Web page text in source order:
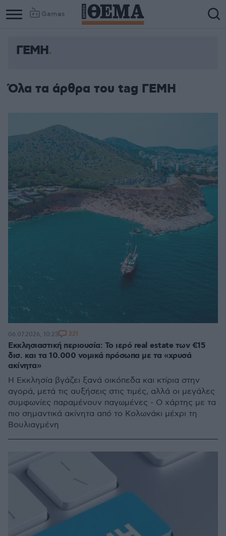
Games
ΓΕΜΗ
Όλα τα άρθρα του tag ΓΕΜΗ
Εκκλησιαστική περιουσία: Το ιερό real estate των €15
δισ. και τα 10.000 νομικά πρόσωπα με τα «χρυσά
ακίνητα»
Η Εκκλησία βγάζει ξανά οικόπεδα και κτίρια στην
αγορά, μετά τις αυξήσεις στις τιμές, αλλά οι μεγάλες
συμφωνίες παραμένουν παγωμένες - Ο χάρτης με τα
πιο σημαντικά ακίνητα από το Κολωνάκι μέχρι τη
Βουλιαγμένη
06.07.2026, 10:23 221